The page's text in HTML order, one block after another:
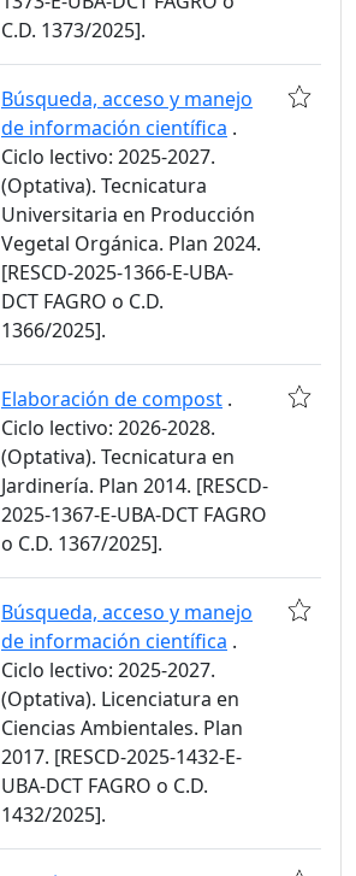
C.D. 1373/2025].
Búsqueda, acceso y manejo
de información científica .
Ciclo lectivo: 2025-2027.
(Optativa). Tecnicatura
Universitaria en Producción
Vegetal Orgánica. Plan 2024.
[RESCD-2025-1366-E-UBA-
DCT FAGRO o C.D.
1366/2025].
Elaboración de compost .
Ciclo lectivo: 2026-2028.
(Optativa). Tecnicatura en
Jardinería. Plan 2014. [RESCD-
2025-1367-E-UBA-DCT FAGRO
o C.D. 1367/2025].
Búsqueda, acceso y manejo
de información científica .
Ciclo lectivo: 2025-2027.
(Optativa). Licenciatura en
Ciencias Ambientales. Plan
2017. [RESCD-2025-1432-E-
UBA-DCT FAGRO o C.D.
1432/2025].